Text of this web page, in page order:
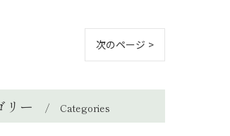
次のページ >
リー Categories